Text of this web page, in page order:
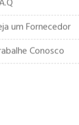
Seja um Fornecedor
Trabalhe Conosco